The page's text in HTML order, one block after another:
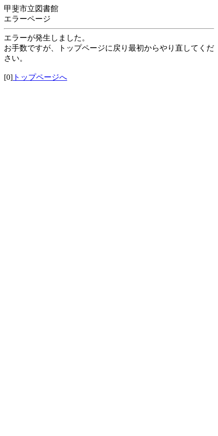
甲斐市立図書館
エラーページ
エラーが発生しました。
お手数ですが、トップページに戻り最初からやり直してくだ
さい。
[0] トップページへ